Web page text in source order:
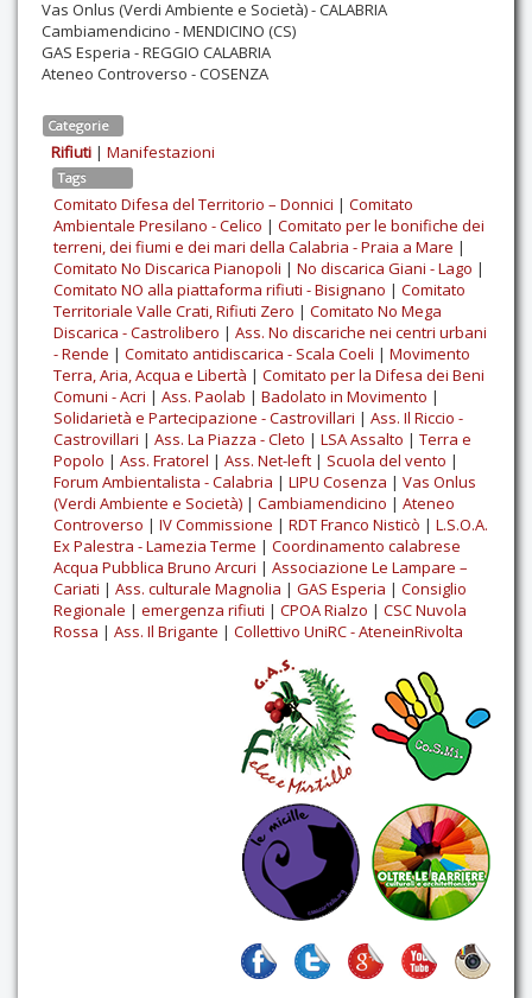
Vas Onlus (Verdi Ambiente e Società) - CALABRIA
Cambiamendicino - MENDICINO (CS)
GAS Esperia - REGGIO CALABRIA
Ateneo Controverso - COSENZA
Categorie
Rifiuti | Manifestazioni
Tags
Comitato Difesa del Territorio – Donnici | Comitato
Ambientale Presilano - Celico | Comitato per le bonifiche dei
terreni, dei fiumi e dei mari della Calabria - Praia a Mare |
Comitato No Discarica Pianopoli | No discarica Giani - Lago |
Comitato NO alla piattaforma rifiuti - Bisignano | Comitato
Territoriale Valle Crati, Rifiuti Zero | Comitato No Mega
Discarica - Castrolibero | Ass. No discariche nei centri urbani
- Rende | Comitato antidiscarica - Scala Coeli | Movimento
Terra, Aria, Acqua e Libertà | Comitato per la Difesa dei Beni
Comuni - Acri | Ass. Paolab | Badolato in Movimento |
Solidarietà e Partecipazione - Castrovillari | Ass. Il Riccio -
Castrovillari | Ass. La Piazza - Cleto | LSA Assalto | Terra e
Popolo | Ass. Fratorel | Ass. Net-left | Scuola del vento |
Forum Ambientalista - Calabria | LIPU Cosenza | Vas Onlus
(Verdi Ambiente e Società) | Cambiamendicino | Ateneo
Controverso | IV Commissione | RDT Franco Nisticò | L.S.O.A.
Ex Palestra - Lamezia Terme | Coordinamento calabrese
Acqua Pubblica Bruno Arcuri | Associazione Le Lampare –
Cariati | Ass. culturale Magnolia | GAS Esperia | Consiglio
Regionale | emergenza rifiuti | CPOA Rialzo | CSC Nuvola
Rossa | Ass. Il Brigante | Collettivo UniRC - AteneinRivolta